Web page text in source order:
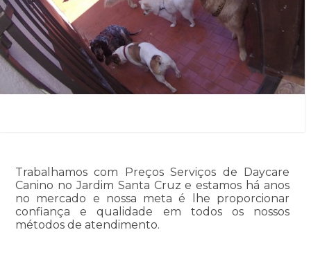
Trabalhamos com Preços Serviços de Daycare
Canino no Jardim Santa Cruz e estamos há anos
no mercado e nossa meta é lhe proporcionar
confiança e qualidade em todos os nossos
métodos de atendimento.